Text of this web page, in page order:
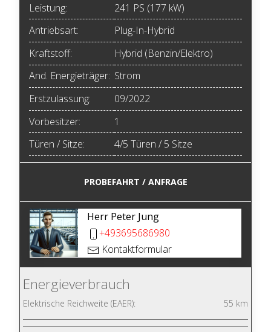
Leistung:
241 PS (177 kW)
Antriebsart:
Plug-In-Hybrid
Kraftstoff:
Hybrid (Benzin/Elektro)
And. Energieträger: Strom
Erstzulassung:
09/2022
Vorbesitzer:
1
Türen / Sitze:
4/5 Türen / 5 Sitze
PROBEFAHRT / ANFRAGE
Herr Peter Jung
+493695686980
Kontaktformular
Energieverbrauch
Elektrische Reichweite (EAER): 55 km